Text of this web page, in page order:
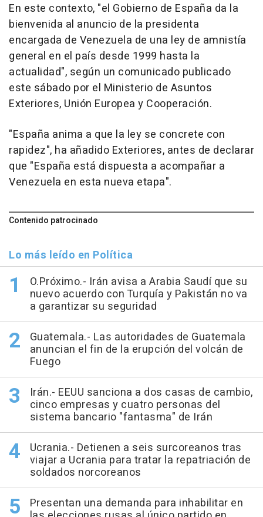
En este contexto, "el Gobierno de España da la
bienvenida al anuncio de la presidenta
encargada de Venezuela de una ley de amnistía
general en el país desde 1999 hasta la
actualidad", según un comunicado publicado
este sábado por el Ministerio de Asuntos
Exteriores, Unión Europea y Cooperación.
"España anima a que la ley se concrete con
rapidez", ha añadido Exteriores, antes de declarar
que "España está dispuesta a acompañar a
Venezuela en esta nueva etapa".
Contenido patrocinado
Lo más leído en Política
O.Próximo.- Irán avisa a Arabia Saudí que su
nuevo acuerdo con Turquía y Pakistán no va
a garantizar su seguridad
Guatemala.- Las autoridades de Guatemala
anuncian el fin de la erupción del volcán de
Fuego
Irán.- EEUU sanciona a dos casas de cambio,
cinco empresas y cuatro personas del
sistema bancario "fantasma" de Irán
Ucrania.- Detienen a seis surcoreanos tras
viajar a Ucrania para tratar la repatriación de
soldados norcoreanos
Presentan una demanda para inhabilitar en